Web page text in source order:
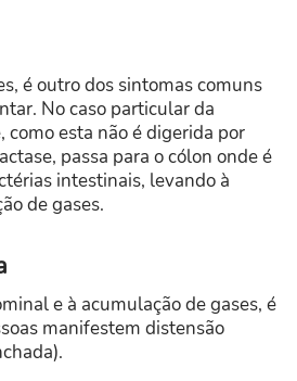
é outro dos sintomas comuns
No caso particular da
como esta não é digerida por
passa para o cólon onde é
intestinais, levando à
de gases.
e à acumulação de gases, é
manifestem distensão